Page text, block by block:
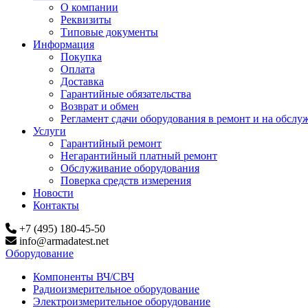
О компании
Реквизиты
Типовые документы
Информация
Покупка
Оплата
Доставка
Гарантийные обязательства
Возврат и обмен
Регламент сдачи оборудования в ремонт и на
Услуги
Гарантийный ремонт
Негарантийный платный ремонт
Обслуживание оборудования
Поверка средств измерения
Новости
Контакты
+7 (495) 180-45-50
info@armadatest.net
Оборудование
Компоненты ВЧ/СВЧ
Радиоизмерительное оборудование
Электроизмерительное оборудование